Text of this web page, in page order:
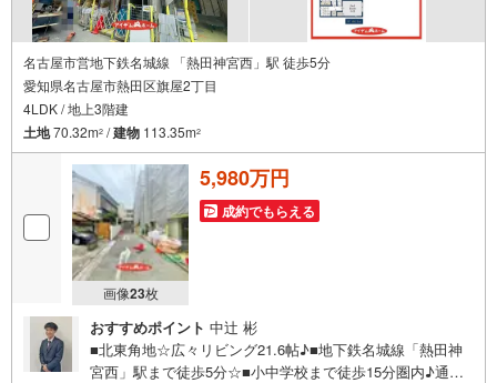
名古屋市営地下鉄名城線 「熱田神宮西」駅 徒歩5分
愛知県名古屋市熱田区旗屋2丁目
4LDK / 地上3階建
土地70.32m2 /建物 113.35m2
画像23枚
5,980万円
成約でもらえる
おすすめポイント 中辻 彬
■北東角地☆広々リビング21.6帖♪■地下鉄名城線「熱田神
宮西」駅まで徒歩5分☆■小中学校まで徒歩15分圏内♪通学